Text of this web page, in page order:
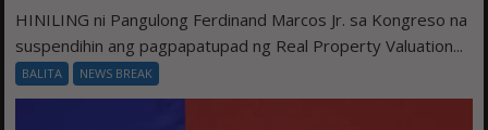
HINILING ni Pangulong Ferdinand Marcos Jr. sa Kongreso na
suspendihin ang pagpapatupad ng Real Property Valuation...
BALITA NEWS BREAK